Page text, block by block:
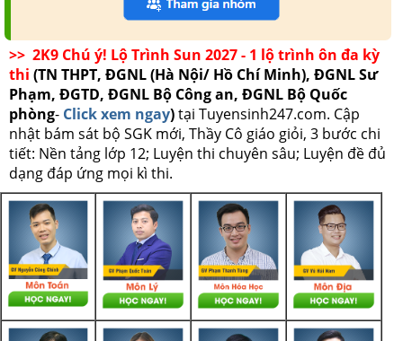
>> 2K9 Chú ý! Lộ Trình Sun 2027 - 1 lộ trình ôn đa kỳ
thi (TN THPT, ĐGNL (Hà Nội/ Hồ Chí Minh), ĐGNL Sư
Phạm, ĐGTD, ĐGNL Bộ Công an, ĐGNL Bộ Quốc
phòng- Click xem ngay)tại Tuyensinh247.com. Cập
nhật bám sát bộ SGK mới, Thầy Cô giáo giỏi, 3 bước chi
tiết: Nền tảng lớp 12; Luyện thi chuyên sâu; Luyện đề đủ
dạng đáp ứng mọi kì thi.